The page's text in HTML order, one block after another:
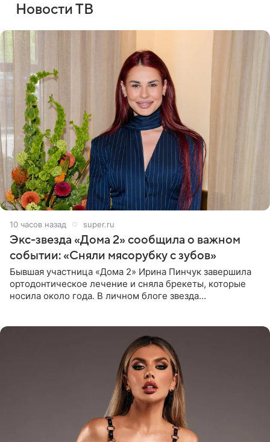
Новости ТВ
10 часов назад super.ru
Экс-звезда «Дома 2» сообщила о важном
событии: «Сняли мясорубку с зубов»
Бывшая участница «Дома 2» Ирина Пинчук завершила
ортодонтическое лечение и сняла брекеты, которые
носила около года. В личном блоге звезда